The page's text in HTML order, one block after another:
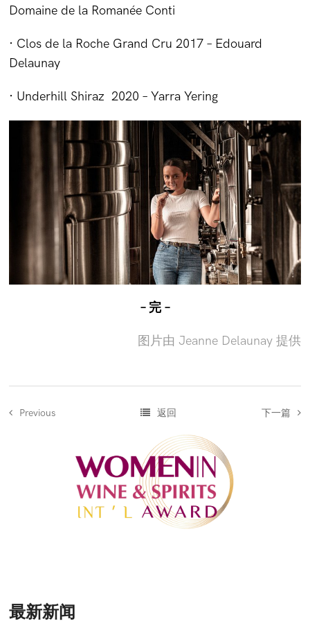
Domaine de la Romanée Conti
· Clos de la Roche Grand Cru 2017 – Edouard
Delaunay
· Underhill Shiraz 2020 – Yarra Yering
– 完 –
图片由 Jeanne Delaunay 提供
Previous 返回 下一篇
最新新闻